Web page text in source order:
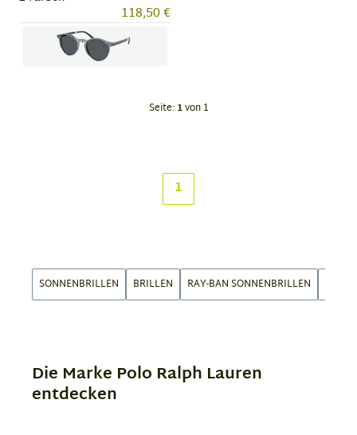
118,50 €
Seite:1von 1
1
SONNENBRILLEN BRILLEN RAY-BAN SONNENBRILLEN
Die Marke Polo Ralph Lauren
entdecken